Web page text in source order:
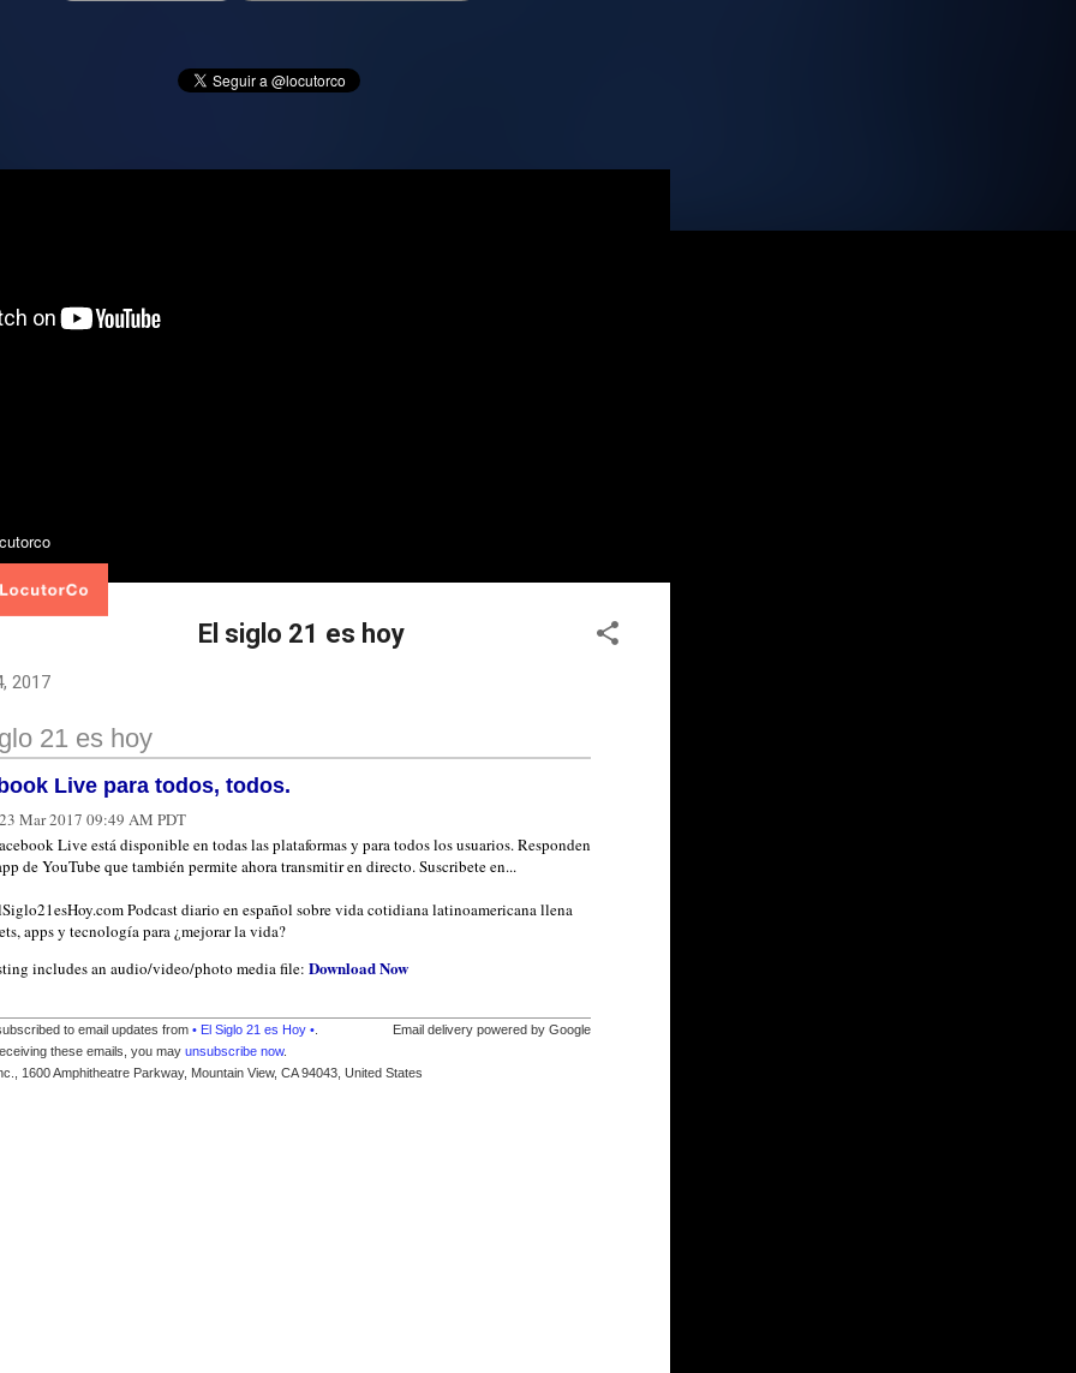
El siglo 21 es hoy
2017
21 es hoy
Live para todos, todos.
23 Mar 2017 09:49 AM PDT
Live está disponible en todas las plataformas y para todos los usuarios. Responden
de YouTube que también permite ahora transmitir en directo. Suscribete en...
Podcast diario en español sobre vida cotidiana latinoamericana llena
apps y tecnología para ¿mejorar la vida?
includes an audio/video/photo media file: Download Now
to email updates from • El Siglo 21 es Hoy •
these emails, you may unsubscribe now.
Email delivery powered by Google
1600 Amphitheatre Parkway, Mountain View, CA 94043, United States